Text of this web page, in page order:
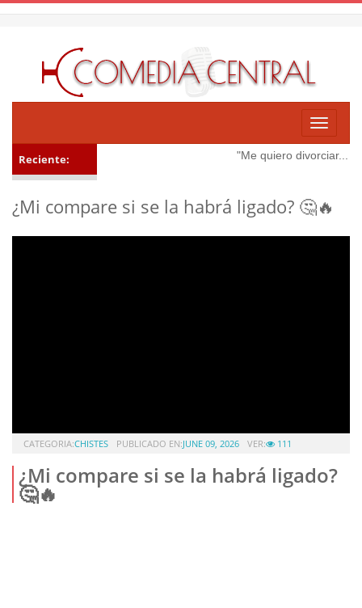
Toggle
Reciente: "Me quiero divorciar... 😳"
¿Mi compare si se la habrá ligado? 🤔🔥
CATEGORIA:CHISTES PUBLICADO EN:JUNE 09, 2026 VER: 111
¿Mi compare si se la habrá ligado?
🤔🔥